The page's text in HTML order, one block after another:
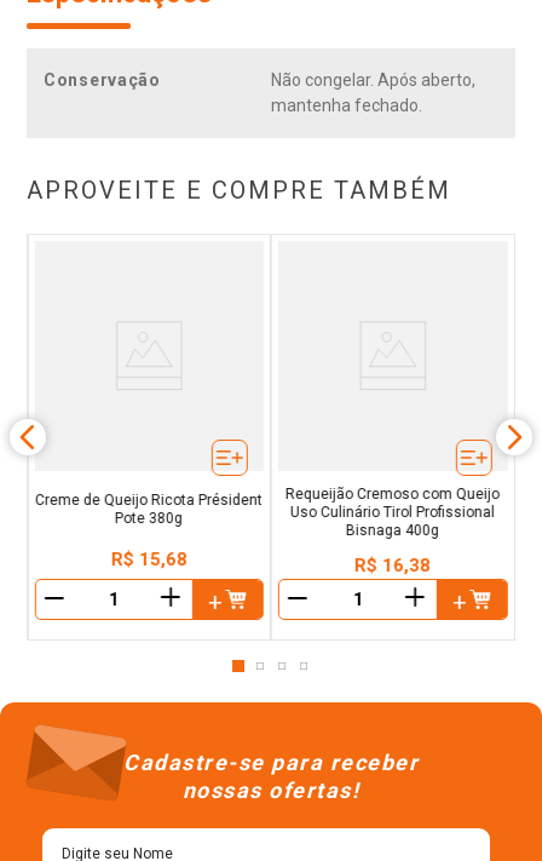
Conservação
Não congelar. Após aberto,
mantenha fechado.
APROVEITE E COMPRE TAMBÉM
Creme de Queijo Ricota Président
Pote 380g
R$ 15,68
＋
Requeijão Cremoso com Queijo
Uso Culinário Tirol Profissional
Bisnaga 400g
R$ 16,38
＋
Cadastre-se para receber
nossas ofertas!